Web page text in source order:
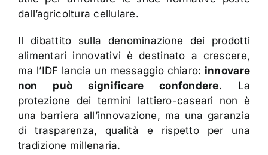
dall’agricoltura cellulare.
Il dibattito sulla denominazione dei prodotti
alimentari innovativi è destinato a crescere,
ma l’IDF lancia un messaggio chiaro: innovare
non può significare confondere. La
protezione dei termini lattiero-caseari non è
una barriera all’innovazione, ma una garanzia
di trasparenza, qualità e rispetto per una
tradizione millenaria.